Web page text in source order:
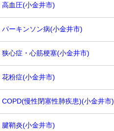
高血圧(小金井市)
パーキンソン病(小金井市)
狭心症・心筋梗塞(小金井市)
花粉症(小金井市)
COPD(慢性閉塞性肺疾患)(小金井市)
腱鞘炎(小金井市)